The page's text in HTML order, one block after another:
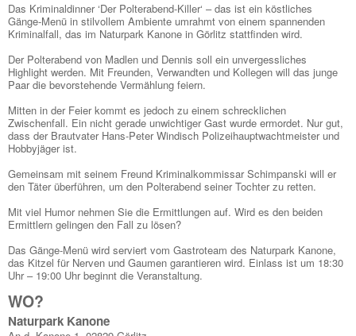
Das Kriminaldinner ‘Der Polterabend-Killer‘ – das ist ein köstliches
Gänge-Menü in stilvollem Ambiente umrahmt von einem spannenden
Kriminalfall, das im Naturpark Kanone in Görlitz stattfinden wird.
Der Polterabend von Madlen und Dennis soll ein unvergessliches
Highlight werden. Mit Freunden, Verwandten und Kollegen will das junge
Paar die bevorstehende Vermählung feiern.
Mitten in der Feier kommt es jedoch zu einem schrecklichen
Zwischenfall. Ein nicht gerade unwichtiger Gast wurde ermordet. Nur gut,
dass der Brautvater Hans-Peter Windisch Polizeihauptwachtmeister und
Hobbyjäger ist.
Gemeinsam mit seinem Freund Kriminalkommissar Schimpanski will er
den Täter überführen, um den Polterabend seiner Tochter zu retten.
Mit viel Humor nehmen Sie die Ermittlungen auf. Wird es den beiden
Ermittlern gelingen den Fall zu lösen?
Das Gänge-Menü wird serviert vom Gastroteam des Naturpark Kanone,
das Kitzel für Nerven und Gaumen garantieren wird. Einlass ist um 18:30
Uhr – 19:00 Uhr beginnt die Veranstaltung.
WO?
Naturpark Kanone